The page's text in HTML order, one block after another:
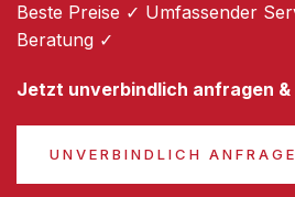
Beste Preise ✓ Umfassender
Beratung ✓
Jetzt unverbindlich anfragen
UNVERBINDLICH